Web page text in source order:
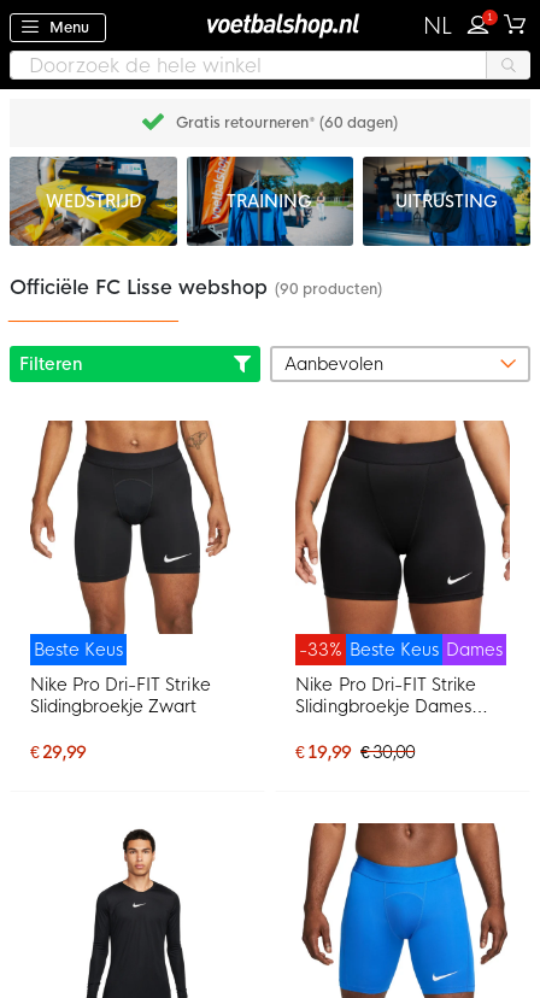
Menu NL 1
Gratis retourneren* (60 dagen)
WEDSTRIJD TRAINING UITRUSTING
Officiële FC Lisse webshop (90 producten)
Filteren
Beste Keus
Nike Pro Dri-FIT Strike
Slidingbroekje Zwart
€ 29,99
Beste Keus
-33%
Dames
Nike Pro Dri-FIT Strike
Slidingbroekje Dames
€ 19,99 € 30,00